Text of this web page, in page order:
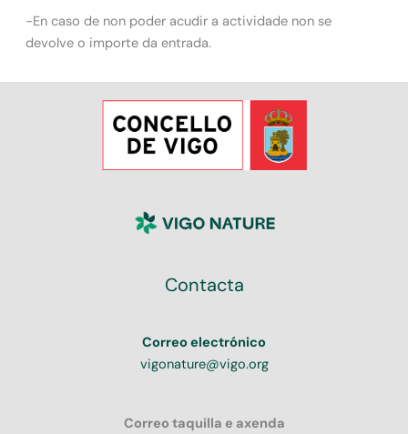
-En caso de non poder acudir a actividade non se
devolve o importe da entrada.
Contacta
Correo electrónico
vigonature@vigo.org
Correo taquilla e axenda